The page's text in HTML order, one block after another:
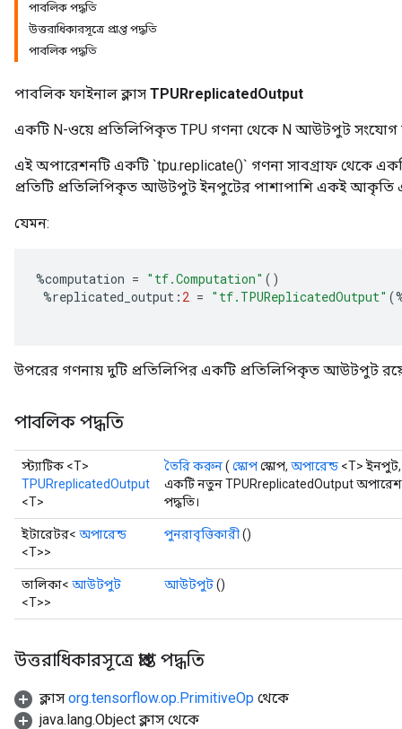
পাবলিক পদ্ধতি
উত্তরাধিকারসূত্রে প্রাপ্ত পদ্ধতি
পাবলিক পদ্ধতি
পাবলিক ফাইনাল ক্লাস TPURreplicatedOutput
একটি N-ওয়ে প্রতিলিপিকৃত TPU গণনা থেকে N আউটপুট সংযোগ
এই অপারেশনটি একটি `tpu.replicate()` গণনা সাবগ্রাফ থেকে
প্রতিটি প্রতিলিপিকৃত আউটপুট ইনপুটের পাশাপাশি একই আকৃতি
যেমন:
%computation = "tf.Computation" ()
%replicated_output : 2 = "tf.TPUReplicatedOutput" (
উপরের গণনায় দুটি প্রতিলিপির একটি প্রতিলিপিকৃত আউটপুট
পাবলিক পদ্ধতি
স্ট্যাটিক <T>
TPURreplicatedOutput
<T>
তৈরি করুন( স্কোপস্কোপ, অপারেন্ড <T>
একটি নতুন TPURreplicatedOutput
পদ্ধতি।
ইটারেটর< অপারেন্ড
<T>>
পুনরাবৃত্তিকারী()
তালিকা< আউটপুট
<T>>
আউটপুট()
উত্তরাধিকারসূত্রে প্রাপ্ত পদ্ধতি
ক্লাস org.tensorflow.op.PrimitiveOp থেকে
java.lang.Object ক্লাস থেকে